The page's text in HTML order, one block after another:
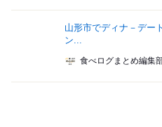
山形市でディナ－デー
ン...
食べログまとめ編集